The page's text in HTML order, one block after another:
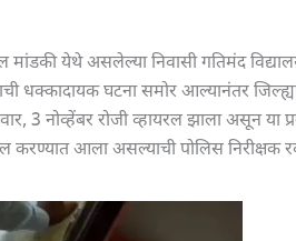
मांडकी येथे असलेल्या निवासी गतिमंद
धक्कादायक घटना समोर आल्यानंतर
3 नोव्हेंबर रोजी व्हायरल झाला असून या
आला असल्याची पोलिस निरीक्षक